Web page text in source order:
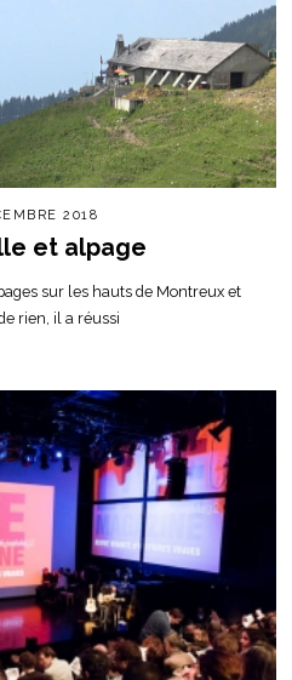
2018
et alpage
sur les hauts de Montreux et
rien, il a réussi